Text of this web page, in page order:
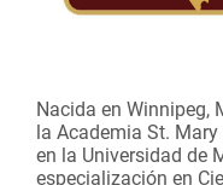
Nacida en Winnipeg,
la Academia St.
en la Universidad de
especialización en